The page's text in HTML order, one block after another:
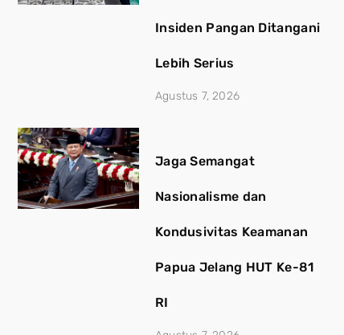
Insiden Pangan Ditangani
Lebih Serius
Agustus 7, 2026
Jaga Semangat
Nasionalisme dan
Kondusivitas Keamanan
Papua Jelang HUT Ke-81
RI